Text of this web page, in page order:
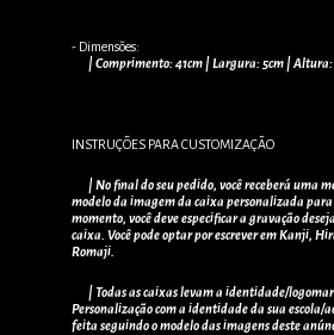
- Dimensões:
| Comprimento: 41cm | Largura: 5cm | Altura:
INSTRUÇÕES PARA CUSTOMIZAÇÃO
| No final do seu pedido, você receberá uma
modelo da imagem da caixa personalizada para
momento, você deve especificar a gravação
caixa. Você pode optar por escrever em Kanji,
Romaji.
| Todas as caixas levam a identidade/
Personalização com a identidade da sua escola/
feita seguindo o modelo das imagens deste